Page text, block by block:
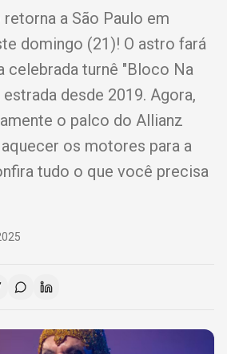
a São Paulo em
domingo (21)! O astro fará
celebrada turnê "Bloco Na
estrada desde 2019. Agora,
o palco do Allianz
os motores para a
tudo o que você precisa